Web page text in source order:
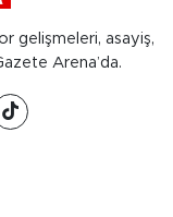
gelişmeleri, asayiş,
Arena’da.